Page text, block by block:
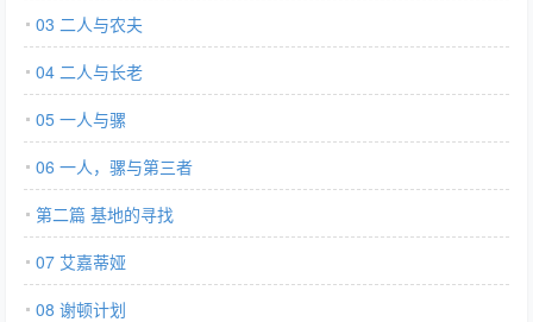
03 二人与农夫
04 二人与长老
05 一人与骡
06 一人，骡与第三者
第二篇 基地的寻找
07 艾嘉蒂娅
08 谢顿计划